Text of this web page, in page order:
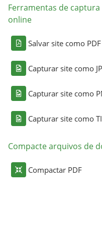
Ferramentas de captura
online
Salvar site como PDF
Capturar site como
Capturar site como
Capturar site como
Compacte arquivos de
Compactar PDF